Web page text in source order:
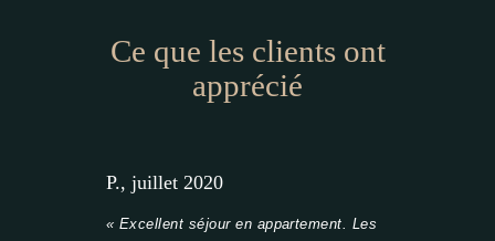
Ce que les clients ont
apprécié
P., juillet 2020
« Excellent séjour en appartement. Les